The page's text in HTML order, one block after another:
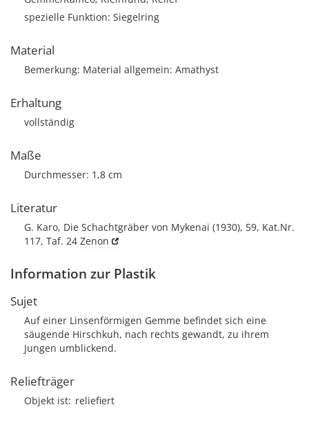
spezielle Funktion: Siegelring
Material
Bemerkung: Material allgemein: Amathyst
Erhaltung
vollständig
Maße
Durchmesser: 1,8 cm
Literatur
G. Karo, Die Schachtgräber von Mykenai (1930), 59, Kat.Nr.
117, Taf. 24 Zenon
Information zur Plastik
Sujet
Auf einer Linsenförmigen Gemme befindet sich eine
säugende Hirschkuh, nach rechts gewandt, zu ihrem
Jungen umblickend.
Reliefträger
Objekt ist reliefiert